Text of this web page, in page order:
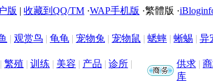
版 | 收藏到QQ/TM ·WAP手机版 ·繁體版 ·
| 观赏鸟 | 龟龟 | 宠物兔 | 宠物鼠 | 蟋蟀 | 蜥蜴 | 异
| 繁殖 | 训练 | 美容 | 产品 | 诊所 |
供求 |
库